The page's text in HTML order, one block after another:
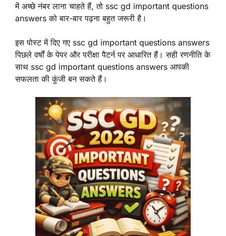
में अच्छे नंबर लाना चाहते हैं, तो ssc gd important questions
answers को बार-बार पढ़ना बहुत जरूरी है।
इस पोस्ट में दिए गए ssc gd important questions answers
पिछले वर्षों के पेपर और परीक्षा पैटर्न पर आधारित हैं। सही रणनीति के
साथ ssc gd important questions answers आपकी
सफलता की कुंजी बन सकते हैं।